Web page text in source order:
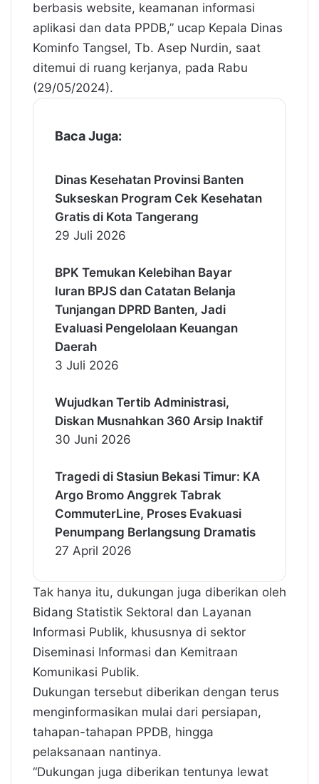
berbasis website, keamanan informasi
aplikasi dan data PPDB,” ucap Kepala Dinas
Kominfo Tangsel, Tb. Asep Nurdin, saat
ditemui di ruang kerjanya, pada Rabu
(29/05/2024).
Baca Juga:
Dinas Kesehatan Provinsi Banten
Sukseskan Program Cek Kesehatan
Gratis di Kota Tangerang
29 Juli 2026
BPK Temukan Kelebihan Bayar
Iuran BPJS dan Catatan Belanja
Tunjangan DPRD Banten, Jadi
Evaluasi Pengelolaan Keuangan
Daerah
3 Juli 2026
Wujudkan Tertib Administrasi,
Diskan Musnahkan 360 Arsip Inaktif
30 Juni 2026
Tragedi di Stasiun Bekasi Timur: KA
Argo Bromo Anggrek Tabrak
CommuterLine, Proses Evakuasi
Penumpang Berlangsung Dramatis
27 April 2026
Tak hanya itu, dukungan juga diberikan oleh
Bidang Statistik Sektoral dan Layanan
Informasi Publik, khususnya di sektor
Diseminasi Informasi dan Kemitraan
Komunikasi Publik.
Dukungan tersebut diberikan dengan terus
menginformasikan mulai dari persiapan,
tahapan-tahapan PPDB, hingga
pelaksanaan nantinya.
“Dukungan juga diberikan tentunya lewat